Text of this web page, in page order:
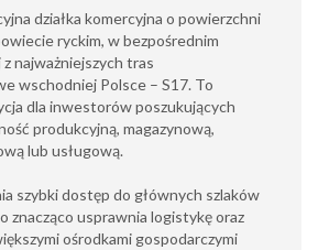
działka komercyjna o powierzchni
ryckim, w bezpośrednim
najważniejszych tras
wschodniej Polsce – S17. To
dla inwestorów poszukujących
produkcyjną, magazynową,
lub usługową.
szybki dostęp do głównych szlaków
znacząco usprawnia logistykę oraz
ośrodkami gospodarczymi